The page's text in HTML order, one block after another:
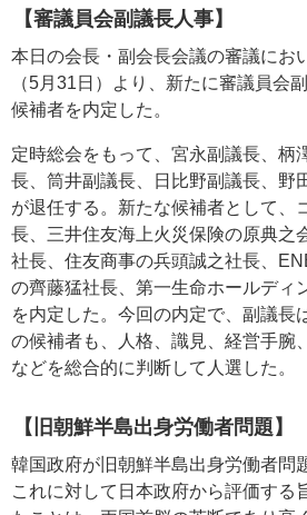
【審議員会副議長人事】
本日の会長・副会長会議の審議にお
（5月31日）より、新たに審議員会
候補者を内定した。
定時総会をもって、宮永副議長、柄
長、筒井副議長、日比野副議長、野
が退任する。新たな候補者として、
長、三井住友海上火災保険の原典之
社長、住友商事の兵頭誠之社長、
の齊藤猛社長、第一生命ホールディ
を内定した。今回の内定で、副議長
の候補者も、人格、識見、経営手腕
などを総合的に判断して人選した。
【旧朝鮮半島出身労働者問題】
韓国政府が旧朝鮮半島出身労働者問
これに対して日本政府から評価する